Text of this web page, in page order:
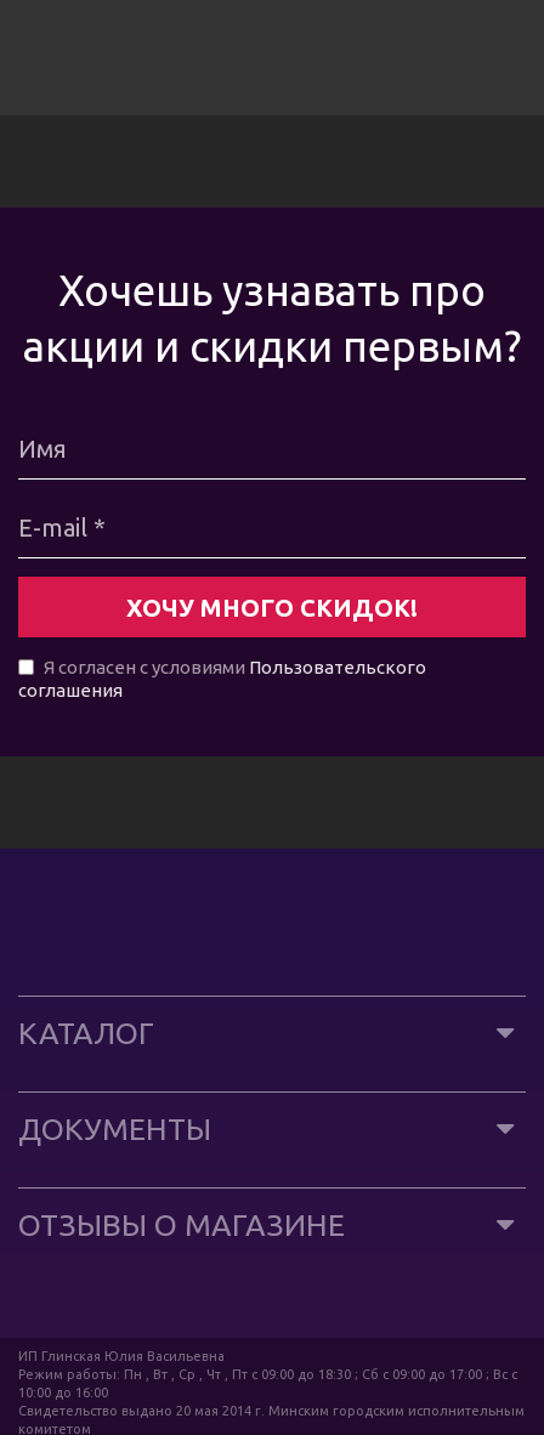
Хочешь узнавать про
акции и скидки первым?
Я согласен с условиями Пользовательского
соглашения
КАТАЛОГ
ДОКУМЕНТЫ
ОТЗЫВЫ О МАГАЗИНЕ
ИП Глинская Юлия Васильевна
Режим работы: Пн , Вт , Ср , Чт , Пт c 09:00 до 18:30 ; Сб c 09:00 до 17:00 ; Вс c
10:00 до 16:00
Свидетельство выдано 20 мая 2014 г. Минским городским исполнительным
комитетом